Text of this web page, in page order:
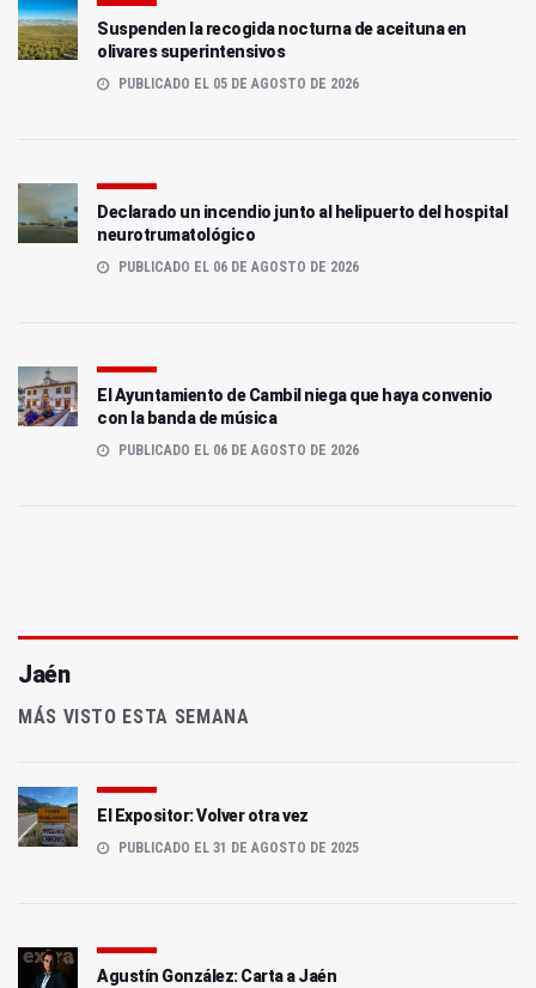
Suspenden la recogida nocturna de aceituna en
olivares superintensivos
PUBLICADO EL 05 DE AGOSTO DE 2026
Declarado un incendio junto al helipuerto del hospital
neurotrumatológico
PUBLICADO EL 06 DE AGOSTO DE 2026
El Ayuntamiento de Cambil niega que haya convenio
con la banda de música
PUBLICADO EL 06 DE AGOSTO DE 2026
Jaén
MÁS VISTO ESTA SEMANA
El Expositor: Volver otra vez
PUBLICADO EL 31 DE AGOSTO DE 2025
Agustín González: Carta a Jaén